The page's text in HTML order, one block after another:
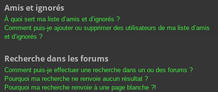
Amis et ignorés
À quoi sert ma liste d’amis et d’ignorés ?
Comment puis-je ajouter ou supprimer des utilisateurs de ma liste d’amis
et d’ignorés ?
Recherche dans les forums
Comment puis-je effectuer une recherche dans un ou des forums ?
Pourquoi ma recherche ne renvoie aucun résultat ?
Pourquoi ma recherche renvoie à une page blanche ?!